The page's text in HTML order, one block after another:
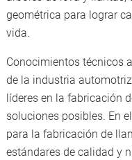
geométrica para lograr
vida.
Conocimientos técnicos
de la industria
líderes en la fabricación
soluciones posibles. En
para la fabricación de
estándares de calidad y